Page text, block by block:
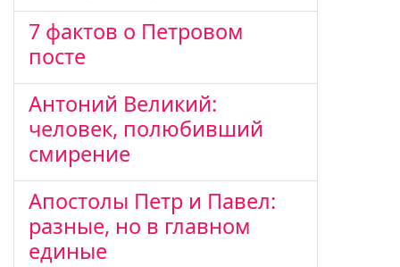
7 фактов о Петровом
посте
Антоний Великий:
человек, полюбивший
смирение
Апостолы Петр и Павел:
разные, но в главном
единые